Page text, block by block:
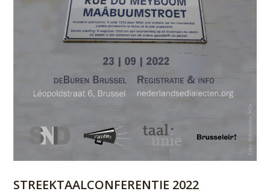
STREEKTAALCONFERENTIE 2022